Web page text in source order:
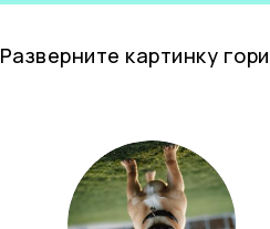
Разверните картинку